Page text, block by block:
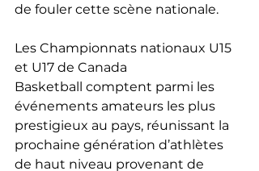
de fouler cette scène nationale.
Les Championnats nationaux U15
et U17 de Canada
Basketball comptent parmi les
événements amateurs les plus
prestigieux au pays, réunissant la
prochaine génération d’athlètes
de haut niveau provenant de